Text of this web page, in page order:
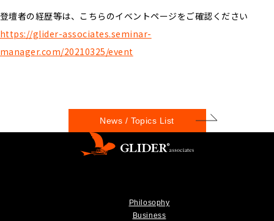
登壇者の経歴等は、こちらのイベントページをご確認ください
https://glider-associates.seminar-
manager.com/20210325/event
News / Topics List
Philosophy
Business